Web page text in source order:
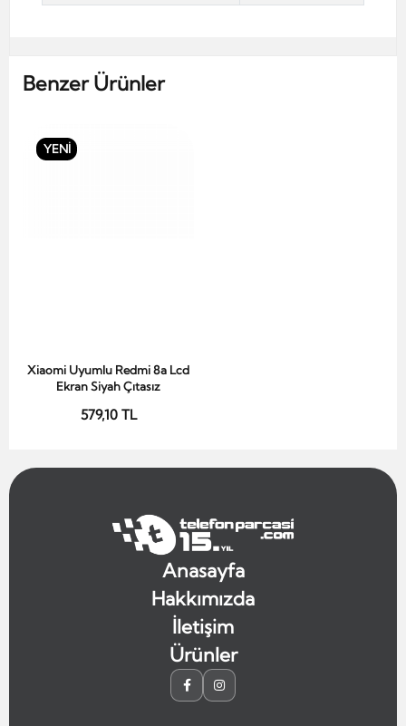
Benzer Ürünler
YENİ
Sepete Ekle
Xiaomi Uyumlu Redmi 8a Lcd
Ekran Siyah Çıtasız
579,10 TL
Anasayfa
Hakkımızda
İletişim
Ürünler